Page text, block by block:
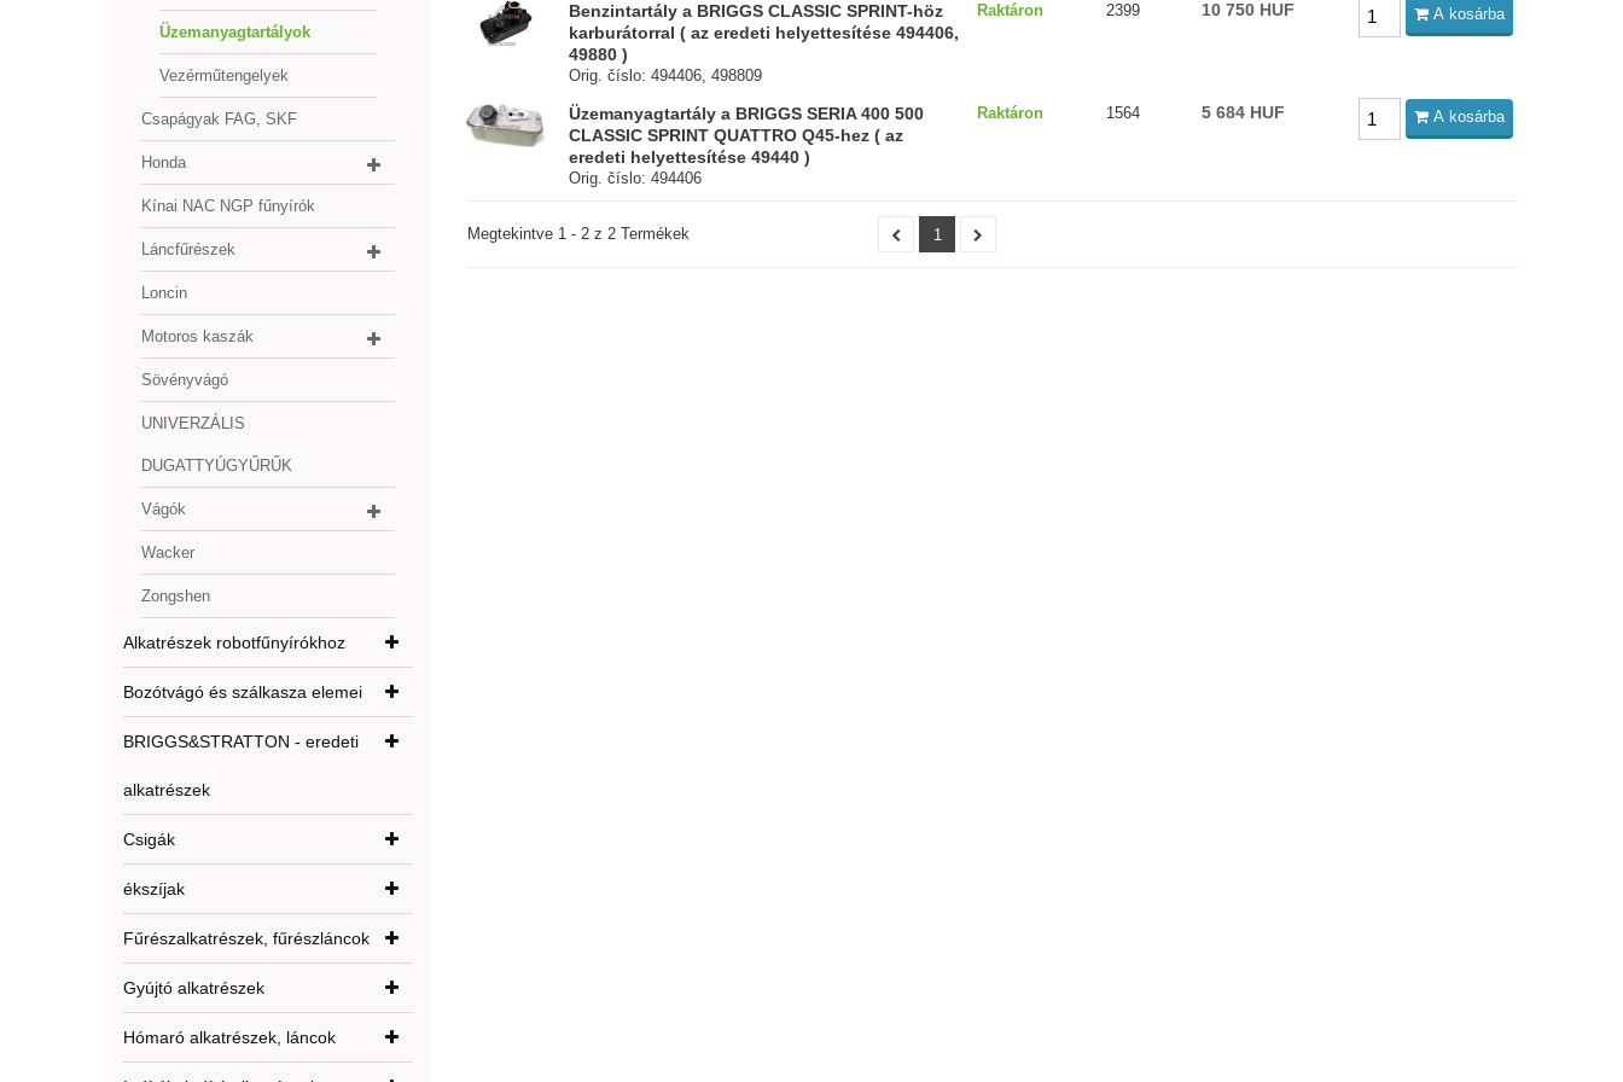
Üzemanyagtartályok
Vezérműtengelyek
Csapágyak FAG, SKF
Honda
Kínai NAC NGP fűnyírók
Láncfűrészek
Loncin
Motoros kaszák
Sövényvágó
UNIVERZÁLIS
DUGATTYÚGYŰRŰK
Vágók
Wacker
Zongshen
Alkatrészek robotfűnyírókhoz
Bozótvágó és szálkasza elemei
BRIGGS&STRATTON - eredeti
alkatrészek
Csigák
ékszíjak
Fűrészalkatrészek, fűrészláncok
Gyújtó alkatrészek
Hómaró alkatrészek, láncok
Benzintartály a BRIGGS CLASSIC SPRINT-höz
karburátorral ( az eredeti helyettesítése 494406,
49880 )
Orig. číslo: 494406, 498809
Raktáron 2399 10 750 HUF A kosárba
Üzemanyagtartály a BRIGGS SERIA 400 500
CLASSIC SPRINT QUATTRO Q45-hez ( az
eredeti helyettesítése 49440 )
Orig. číslo: 494406
Raktáron 1564 5 684 HUF A kosárba
1
Megtekintve 1 - 2 z 2 Termékek